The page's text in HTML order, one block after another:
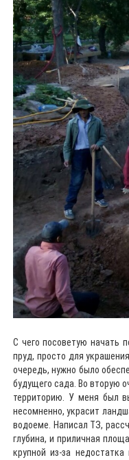
С чего посоветую начать
пруд, просто для
очередь, нужно было
будущего сада. Во вторую
территорию. У меня был
несомненно, украсит
водоеме. Написал ТЗ,
глубина, и приличная
крупной из-за